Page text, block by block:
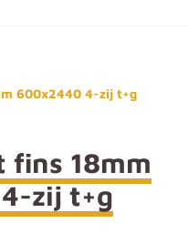
600x2440 4-zij t+g
fins 18mm
zij t+g